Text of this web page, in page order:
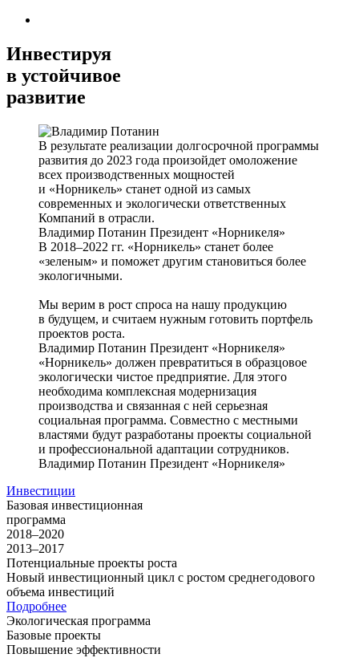
Инвестируя
в устойчивое
развитие
В результате реализации долгосрочной программы
развития до 2023 года произойдет омоложение
всех производственных мощностей
и «Норникель» станет одной из самых
современных и экологически ответственных
Компаний в отрасли.
Владимир Потанин Президент «Норникеля»
В 2018–2022 гг. «Норникель» станет более
«зеленым» и поможет другим становиться более
экологичными.
Мы верим в рост спроса на нашу продукцию
в будущем, и считаем нужным готовить портфель
проектов роста.
Владимир Потанин Президент «Норникеля»
«Норникель» должен превратиться в образцовое
экологически чистое предприятие. Для этого
необходима комплексная модернизация
производства и связанная с ней серьезная
социальная программа. Совместно с местными
властями будут разработаны проекты социальной
и профессиональной адаптации сотрудников.
Владимир Потанин Президент «Норникеля»
Инвестиции
Базовая инвестиционная
программа
2018–2020
2013–2017
Потенциальные проекты роста
Новый инвестиционный цикл с ростом среднегодового
объема инвестиций
Подробнее
Экологическая программа
Базовые проекты
Повышение эффективности